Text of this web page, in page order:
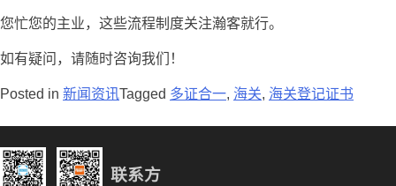
您忙您的主业，这些流程制度关注瀚客就行。
如有疑问，请随时咨询我们！
Posted in 新闻资讯Tagged 多证合一, 海关, 海关登记证书
联系方